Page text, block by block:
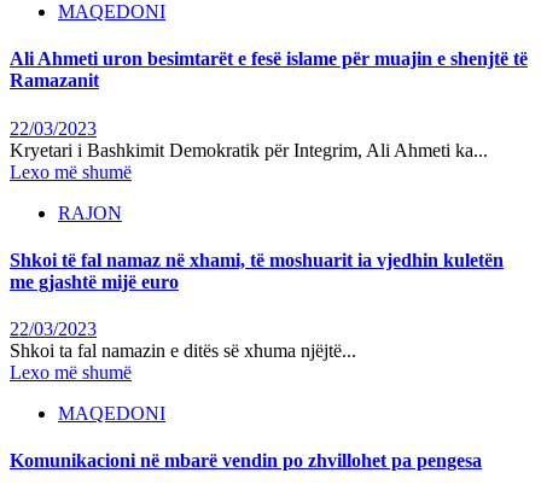
MAQEDONI
Ali Ahmeti uron besimtarët e fesë islame për muajin e shenjtë të
Ramazanit
22/03/2023
Kryetari i Bashkimit Demokratik për Integrim, Ali Ahmeti ka...
Lexo më shumë
RAJON
Shkoi të fal namaz në xhami, të moshuarit ia vjedhin kuletën
me gjashtë mijë euro
22/03/2023
Shkoi ta fal namazin e ditës së xhuma njëjtë...
Lexo më shumë
MAQEDONI
Komunikacioni në mbarë vendin po zhvillohet pa pengesa